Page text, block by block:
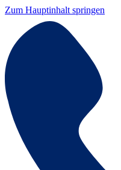
Zum Hauptinhalt springen